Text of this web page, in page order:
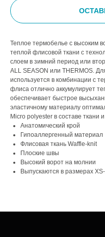
Теплое термобелье с высоким
теплой флисовой ткани с
слоем в зимний период или
ALL SEASON или THERMOS.
используется в комбинации с
флиса отлично аккумулирует
обеспечивает быстрое
эластичному материалу
Micro polyester в составе
Анатомический крой
Гипоаллергенный материал
Флисовая ткань Waffle­-knit
Плоские швы
Высокий ворот на молнии
Выпускаются в размерах